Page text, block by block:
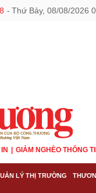
- Thứ Bảy, 08/08/2026
GIẢM NGHÈO THÔNG
LÝ THỊ TRƯỜNG